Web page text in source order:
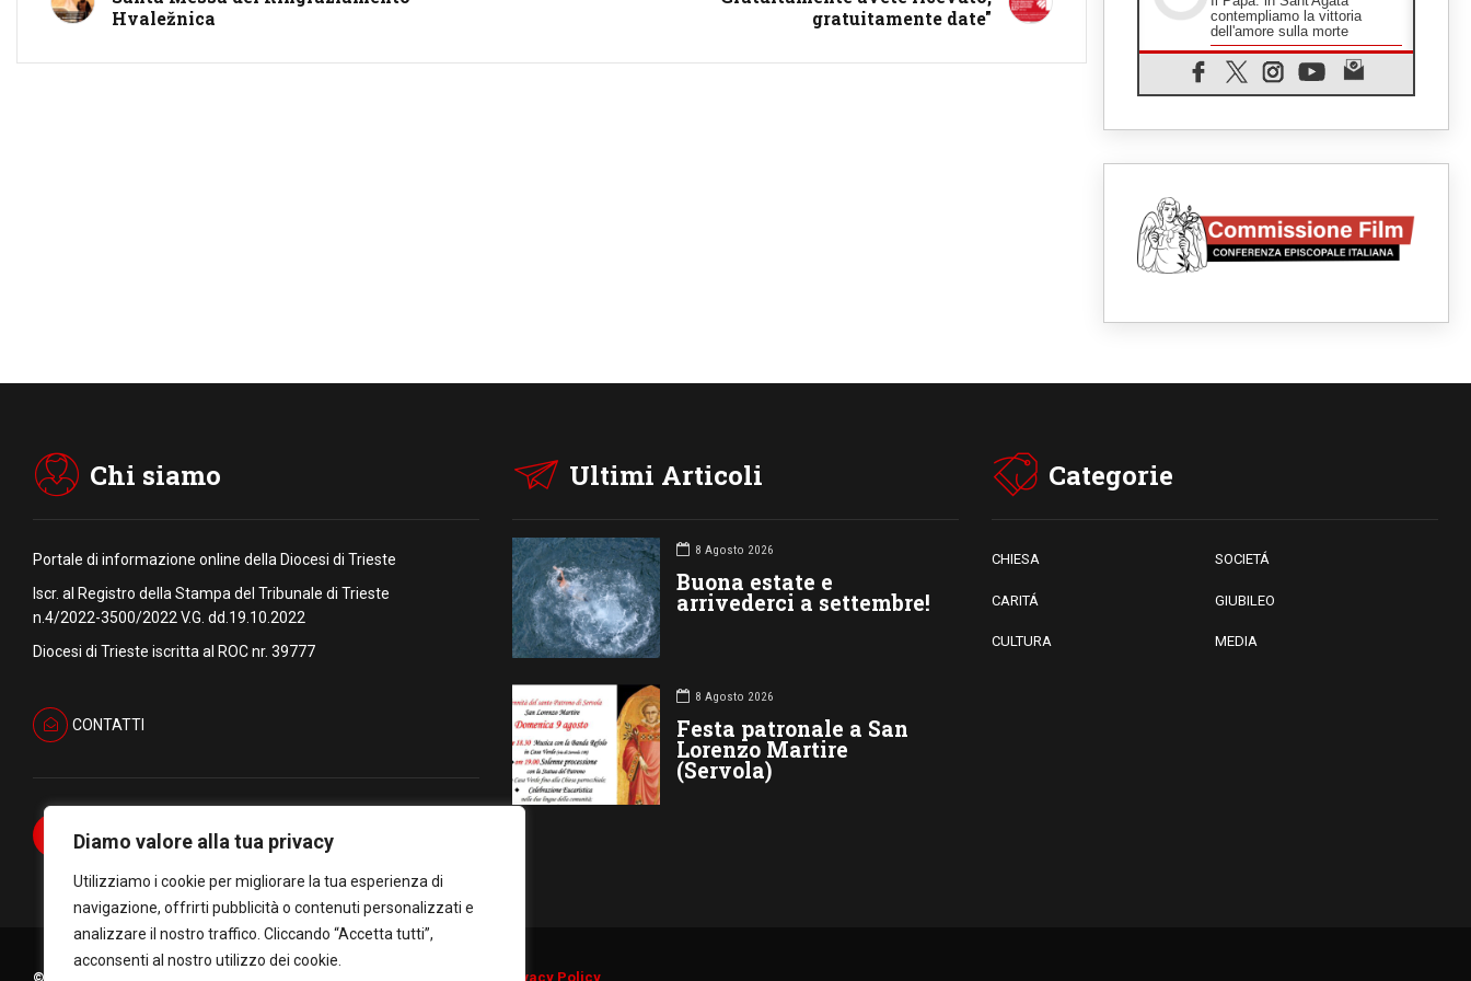
Diamo valore alla tua privacy
Utilizziamo i cookie per migliorare la tua esperienza di
navigazione, offrirti pubblicità o contenuti personalizzati e
analizzare il nostro traffico. Cliccando “Accetta tutti”,
acconsenti al nostro utilizzo dei cookie.
Hvaležnica
gratuitamente date"
contempliamo la vittoria
dell'amore sulla morte
08.08.2026
Hebdomada Papae: il Gr in
latino dell'8 agosto
SIGNIS 2026, la
comunicazione al servizio del
Vangelo
Arabia Saudita, Turchia e
alleanza militare in Medio
Oriente
Chi siamo
Portale di informazione online della Diocesi di Trieste
Iscr. al Registro della Stampa del Tribunale di Trieste
n.4/2022-3500/2022 V.G. dd.19.10.2022
Diocesi di Trieste iscritta al ROC nr. 39777
CONTATTI
Ultimi Articoli
8 Agosto 2026
Buona estate e
arrivederci a settembre!
8 Agosto 2026
Festa patronale a San
Lorenzo Martire
(Servola)
Categorie
CHIESA SOCIETÁ
CARITÁ GIUBILEO
CULTURA MEDIA
© Copyright Diocesi di Trieste C.F. 90034770322. All rights reserved. Privacy Policy